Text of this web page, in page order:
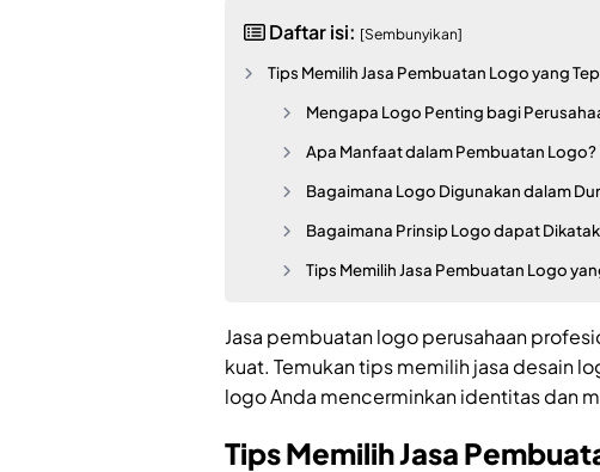
Daftar isi: [Sembunyikan]
Tips Memilih Jasa Pembuatan Logo yang
Mengapa Logo Penting bagi
Apa Manfaat dalam Pembuatan Logo?
Bagaimana Logo Digunakan dalam
Bagaimana Prinsip Logo dapat
Tips Memilih Jasa Pembuatan Logo
Jasa pembuatan logo perusahaan
kuat. Temukan tips memilih jasa desain
logo Anda mencerminkan identitas dan
Tips Memilih Jasa